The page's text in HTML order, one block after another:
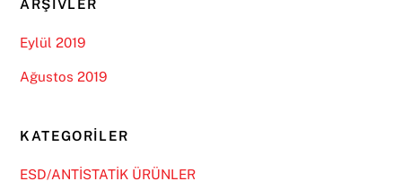
ARŞIVLER
Eylül 2019
Ağustos 2019
KATEGORILER
ESD/ANTİSTATİK ÜRÜNLER